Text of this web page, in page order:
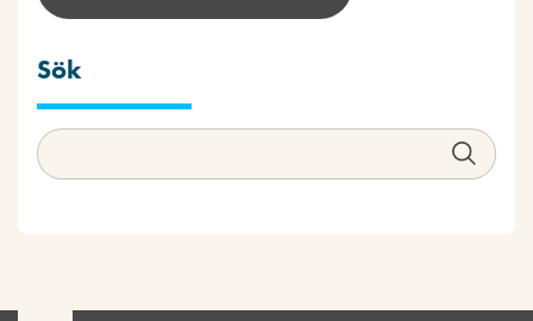
Sök